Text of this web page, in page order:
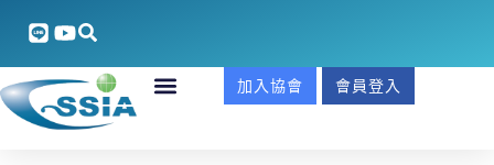
加入協會 會員登入